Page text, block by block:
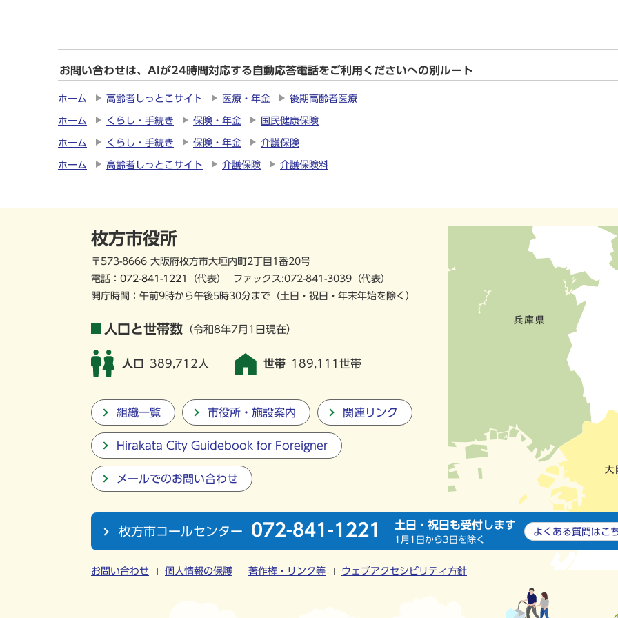
お問い合わせは、AIが24時間対応する自動応答電話をご利用くださいへの別ルート
ホーム 高齢者しっとこサイト 医療・年金 後期高齢者医療
ホーム くらし・手続き 保険・年金 国民健康保険
ホーム くらし・手続き 保険・年金 介護保険
ホーム 高齢者しっとこサイト 介護保険 介護保険料
枚方市役所
〒573-8666 大阪府枚方市大垣内町2丁目1番20号
電話： 072-841-1221 （代表） ファックス:072-841-3039（代表）
開庁時間：午前9時から午後5時30分まで （土日・祝日・年末年始を除く）
人口と世帯数 （令和8年7月1日現在）
人口 389,712人 世帯 189,111世帯
組織一覧 市役所・施設案内 関連リンク
Hirakata City Guidebook for Foreigner
メールでのお問い合わせ
枚方市コールセンター 072-841-1221 土日・祝日も受付します
1月1日から3日を除く
よくある質問は こ
お問い合わせ 個人情報の保護 著作権・リンク等 ウェブアクセシビリティ方針